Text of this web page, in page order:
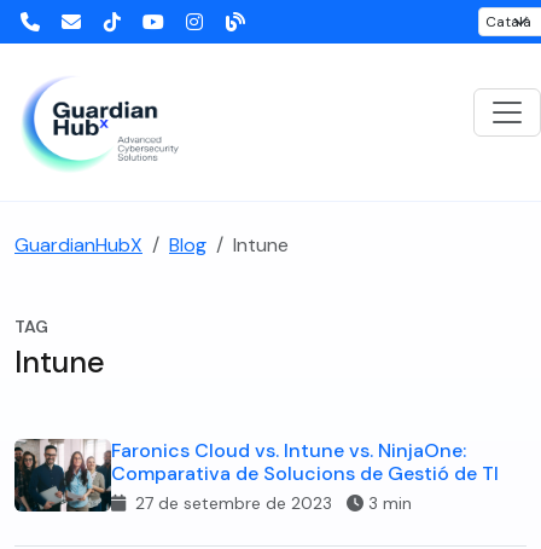
GuardianHubX Blog Intune
TAG
Intune
Faronics Cloud vs. Intune vs. NinjaOne:
Comparativa de Solucions de Gestió de TI
27 de setembre de 2023 3 min